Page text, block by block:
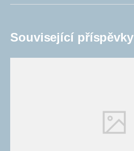
Související příspěvky